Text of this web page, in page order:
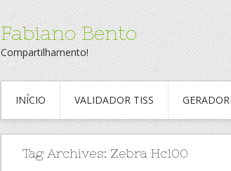
Fabiano Bento
Compartilhamento!
INÍCIO VALIDADOR TISS
Tag Archives: Zebra Hc100